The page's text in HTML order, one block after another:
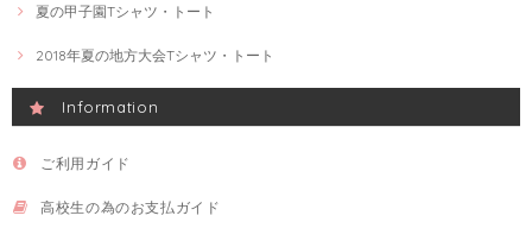
夏の甲子園Tシャツ・トート
2018年夏の地方大会Tシャツ・トート
Information
ご利用ガイド
高校生の為のお支払ガイド